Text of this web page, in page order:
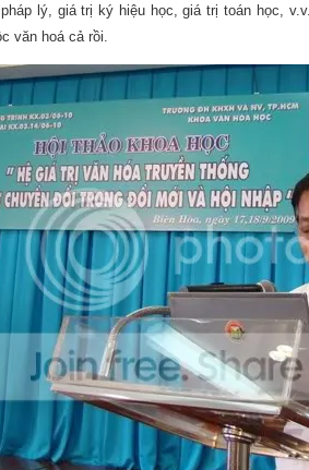
lý, giá trị ký hiệu học, giá trị toán học, v.v.
văn hoá cả rồi.